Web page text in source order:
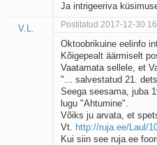
Elupõline kaja
Omaette
Kassimäng
Läänemere lained
Üle müüri
Valgusemaastikud
Kaks pihtimust
Ahtumine
Braueri lint
Ja intrigeeriva
V.L. Postitatud 2017-12-30
Oktoobrikuine eelinfo
Kõigepealt äärmiselt
Vaatamata sellele, et
"... salvestatud 21.
Seega seesama, juba
lugu "Ahtumine".
Võiks ju arvata, et
Vt. http://ruja.ee/Laul/
Kui siin see ruja.ee